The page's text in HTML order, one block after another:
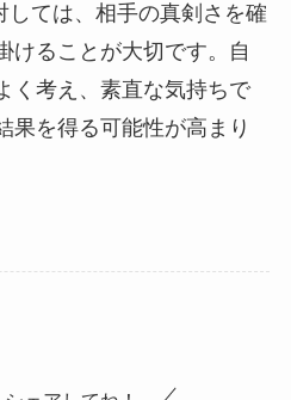
しては、相手の真剣さを確
けることが大切です。自
く考え、素直な気持ちで
果を得る可能性が高まり